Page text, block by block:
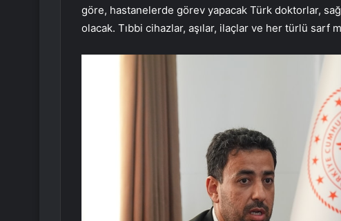
göre, hastanelerde görev yapacak Türk doktorlar,
olacak. Tıbbi cihazlar, aşılar, ilaçlar ve her türlü sarf